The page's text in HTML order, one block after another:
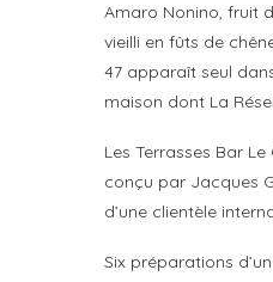
Amaro Nonino, fruit
vieilli en fûts de
47 apparaît seul
maison dont La
Les Terrasses Bar
conçu par Jacques
d’une clientèle
Six préparations